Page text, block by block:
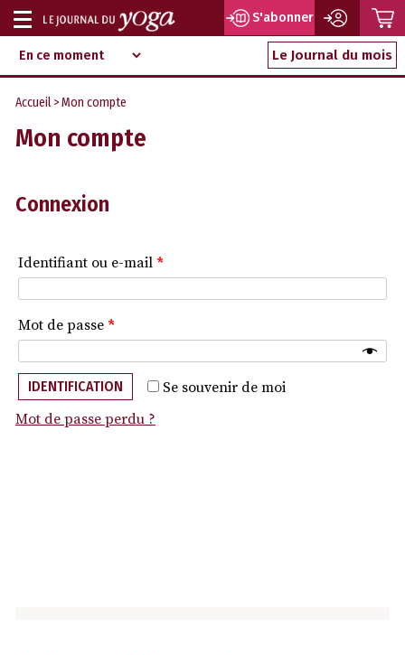
Aller
au
contenu
d‘information
indépendant
Afficher
ou
masquer
la
navigation
S'abonner
Le Journal du mois
Accueil > Mon compte
Mon compte
Connexion
Identifiant ou e-mail *
Mot de passe *
Se souvenir de moi
IDENTIFICATION
Mot de passe perdu ?